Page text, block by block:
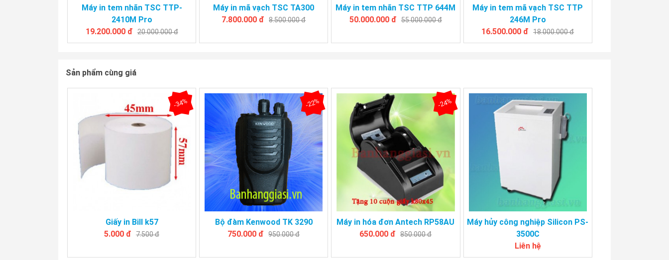
Máy in tem nhãn TSC TTP-
2410M Pro
19.200.000 đ 20.000.000 đ
Máy in mã vạch TSC TA300
7.800.000 đ 8.500.000 đ
Máy in tem nhãn TSC TTP 644M
50.000.000 đ 55.000.000 đ
Máy in tem mã vạch TSC TTP
246M Pro
16.500.000 đ 18.000.000 đ
Sản phẩm cùng giá
Giấy in Bill k57
-34%
5.000 đ 7.500 đ
Bộ đàm Kenwood TK 3290
-22%
750.000 đ 950.000 đ
Máy in hóa đơn Antech RP58AU
-24%
650.000 đ 850.000 đ
Máy hủy công nghiệp Silicon PS-
3500C
Liên hệ